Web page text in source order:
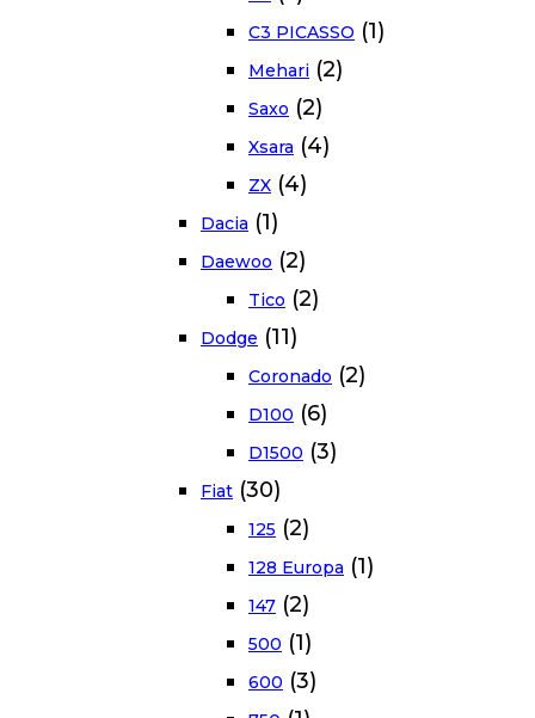
C3 PICASSO (1)
Mehari (2)
Saxo (2)
Xsara (4)
ZX (4)
Dacia (1)
Daewoo (2)
Tico (2)
Dodge (11)
Coronado (2)
D100 (6)
D1500 (3)
Fiat (30)
125 (2)
128 Europa (1)
147 (2)
500 (1)
600 (3)